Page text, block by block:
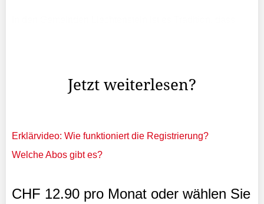
Jetzt weiterlesen?
Erklärvideo: Wie funktioniert die Registrierung?
Welche Abos gibt es?
CHF 12.90 pro Monat oder wählen Sie